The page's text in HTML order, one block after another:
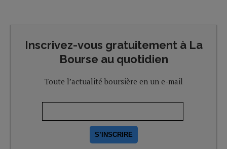
Inscrivez-vous gratuitement à La
Bourse au quotidien
Toute l’actualité boursière en un e-mail
S’INSCRIRE